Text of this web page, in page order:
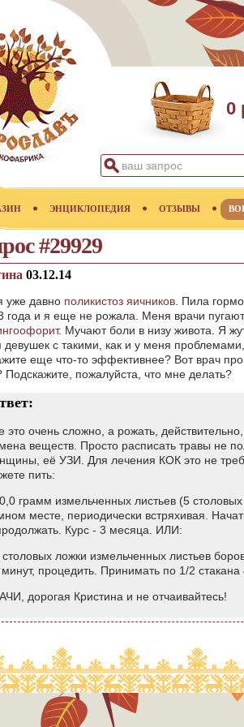
0
ЭНЦИКЛОПЕДИЯ ОТЗЫВЫ
#29929
03.12.14
уже давно поликистоз яичников . Пила
года и я еще не рожала. Меня врачи
. Мучают боли в низу живота. Я
с такими, как и у меня
еще что-то эффективнее? Вот врач
Подскажите, пожалуйста, что мне делать?
это очень сложно, а рожать,
веществ. Просто расписать травы не
её УЗИ. Для лечения КОК это не
пить:
грамм измельченных листьев (5
месте, периодически встряхивая.
Курс - 3 месяца. ИЛИ:
ложки измельченных листьев
процедить. Принимать по 1/2
дорогая Кристина и не отчаивайтесь!